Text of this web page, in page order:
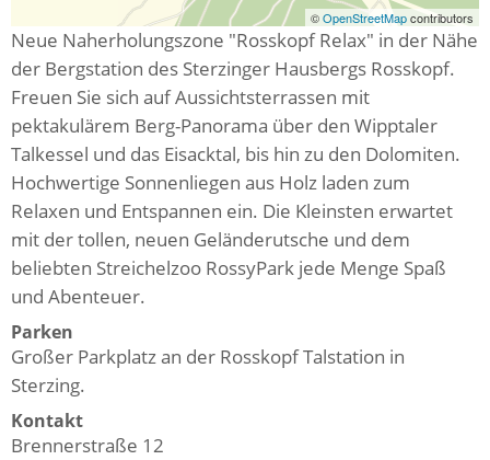
©OpenStreetMapcontributors
Neue Naherholungszone "Rosskopf Relax" in der Nähe
der Bergstation des Sterzinger Hausbergs Rosskopf.
Freuen Sie sich auf Aussichtsterrassen mit
pektakulärem Berg-Panorama über den Wipptaler
Talkessel und das Eisacktal, bis hin zu den Dolomiten.
Hochwertige Sonnenliegen aus Holz laden zum
Relaxen und Entspannen ein. Die Kleinsten erwartet
mit der tollen, neuen Geländerutsche und dem
beliebten Streichelzoo RossyPark jede Menge Spaß
und Abenteuer.
Parken
Großer Parkplatz an der Rosskopf Talstation in
Sterzing.
Kontakt
Brennerstraße 12